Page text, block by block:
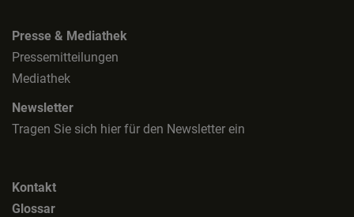
Presse & Mediathek
Pressemitteilungen
Mediathek
Newsletter
Tragen Sie sich hier für den Newsletter ein
Kontakt
Glossar